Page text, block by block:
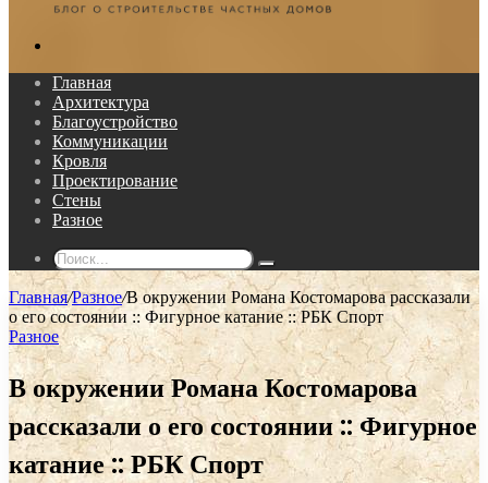
Главная
Архитектура
Благоустройство
Коммуникации
Кровля
Проектирование
Стены
Разное
Поиск...
Главная/Разное/В окружении Романа Костомарова рассказали
о его состоянии :: Фигурное катание :: РБК Спорт
Разное
В окружении Романа Костомарова
рассказали о его состоянии :: Фигурное
катание :: РБК Спорт